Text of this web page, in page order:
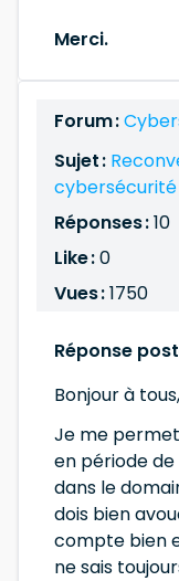
Merci.
Forum :
Sujet :
cybersécurité
Réponses :10
Like :0
Vues :1750
Réponse
Bonjour à tous,
Je me
en période
dans le
dois bien
compte bien
ne sais